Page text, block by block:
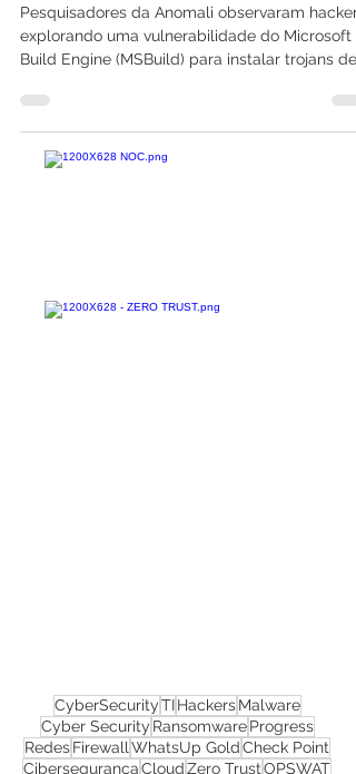
malware sem usar arquivos
Pesquisadores da Anomali observaram hackers
Build Engine (MSBuild) para instalar trojans
CyberSecurityTIHackersMalware